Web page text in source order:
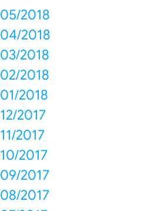
05/2018
04/2018
03/2018
02/2018
01/2018
12/2017
11/2017
10/2017
09/2017
08/2017